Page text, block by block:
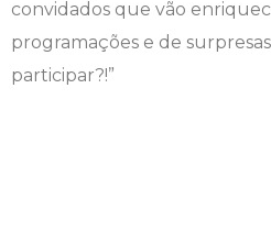
convidados que vão
programações e de
participar?!”
Farmácia
Fisioterapia
Manual de Formatura
Manual de Trabalhos
Intercampo
Logos Campo Real